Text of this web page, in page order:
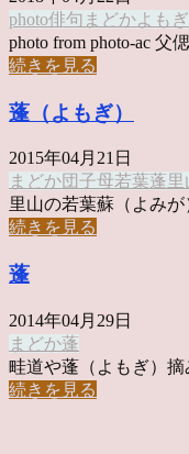
photo俳句 まどかよもぎ
photo from photo-ac 父
続きを見る
蓬（よもぎ）
2015年04月21日
まどか団子母若葉蓬里
里山の若葉蘇（よみ
続きを見る
蓬
2014年04月29日
まどか蓬
畦道や蓬（よもぎ）
続きを見る